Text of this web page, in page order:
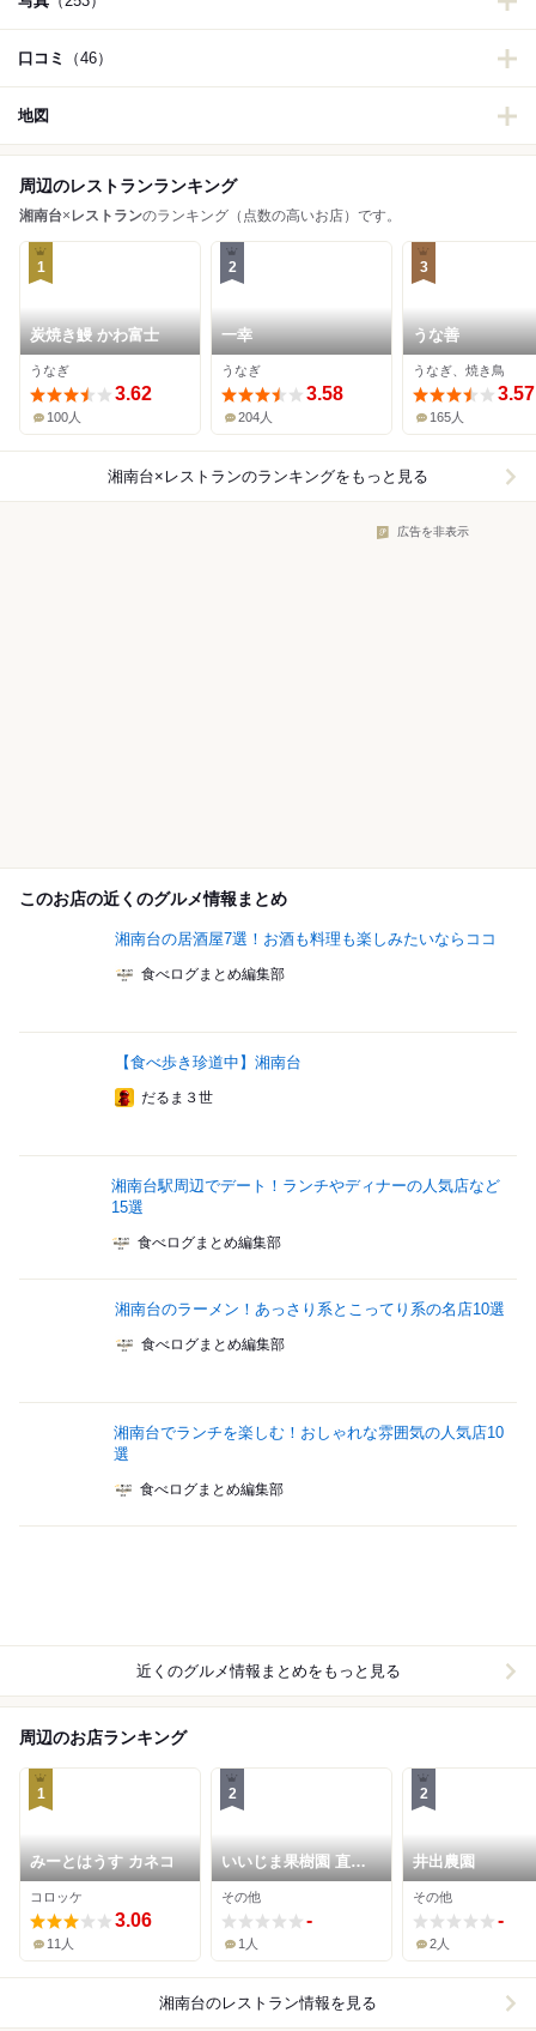
口コミ （46）
地図
周辺のレストランランキング
湘南台× レストランのランキング（点数の高いお店）です。
1
炭焼き鰻 かわ富士
うなぎ
3.62
100人
2
一幸
うなぎ
3.58
204人
3
うな善
うなぎ、焼き鳥
3.57
165人
湘南台×レストランのランキングをもっと見る
広告を非表示
このお店の近くのグルメ情報まとめ
湘南台の居酒屋7選！お酒も料理も楽しみたいならココ
食べログまとめ編集部
【食べ歩き珍道中】湘南台
だるま３世
湘南台駅周辺でデート！ランチやディナーの人気店など
15選
食べログまとめ編集部
湘南台のラーメン！あっさり系とこってり系の名店10選
食べログまとめ編集部
湘南台でランチを楽しむ！おしゃれな雰囲気の人気店10
選
食べログまとめ編集部
近くのグルメ情報まとめをもっと見る
周辺のお店ランキング
1
みーとはうす カネコ
コロッケ
3.06
11人
2
いいじま果樹園 直売
所
その他
-
1人
2
井出農園
その他
-
2人
湘南台のレストラン情報を見る